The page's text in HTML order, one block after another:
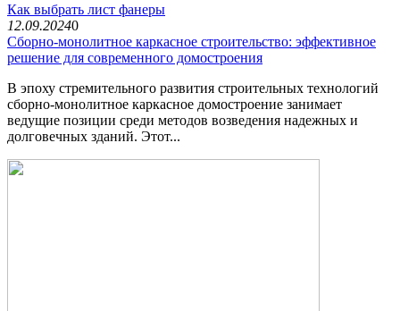
Как выбрать лист фанеры
12.09.20240
Сборно-монолитное каркасное строительство: эффективное
решение для современного домостроения
В эпоху стремительного развития строительных технологий
сборно-монолитное каркасное домостроение занимает
ведущие позиции среди методов возведения надежных и
долговечных зданий. Этот...